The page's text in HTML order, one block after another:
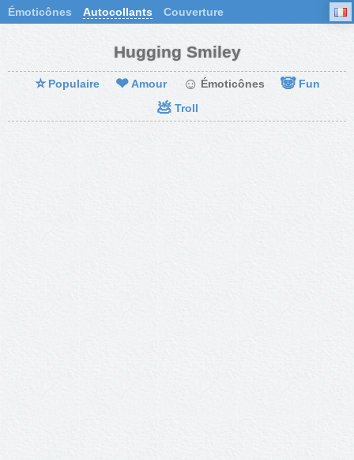
Émoticônes Autocollants Couverture
Hugging Smiley
⭐ Populaire ❤ Amour ☺ Émoticônes 🐼 Fun
💩 Troll